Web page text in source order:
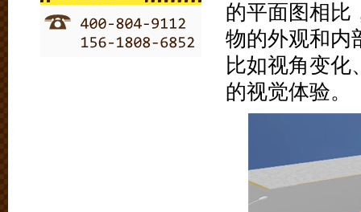
的平面图相比
物的外观和内
比如视角变化
的视觉体验。